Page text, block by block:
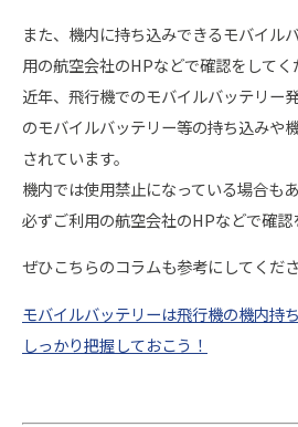
また、機内に持ち込みできるモバイル
用の航空会社のHPなどで確認をしてく
近年、飛行機でのモバイルバッテリー
のモバイルバッテリー等の持ち込みや
されています。
機内では使用禁止になっている場合もあ
必ずご利用の航空会社のHPなどで確認
ぜひこちらのコラムも参考にしてくださ
モバイルバッテリーは飛行機の機内持
しっかり把握しておこう！